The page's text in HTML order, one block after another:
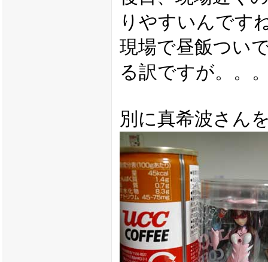
りやすいんです
現場で昼飯つい
る訳ですが。。
別に真希波さん